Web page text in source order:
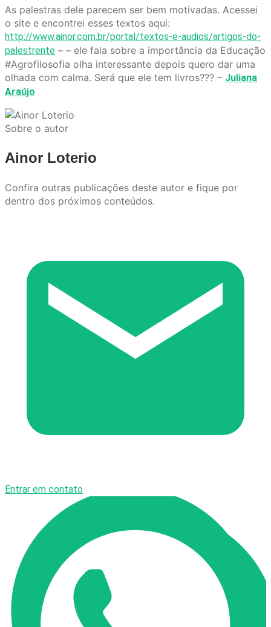
As palestras dele parecem ser bem motivadas. Acessei
o site e encontrei esses textos aqui:
http://www.ainor.com.br/portal/textos-e-audios/artigos-do-
palestrente – – ele fala sobre a importância da Educação
#Agrofilosofia olha interessante depois quero dar uma
olhada com calma. Será que ele tem livros??? – Juliana
Araújo
Sobre o autor
Ainor Loterio
Confira outras publicações deste autor e fique por
dentro dos próximos conteúdos.
Entrar em contato